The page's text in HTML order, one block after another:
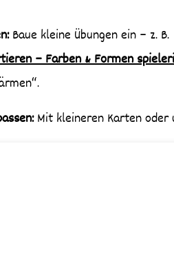
Baue kleine Übungen ein – z. B.
– Farben & Formen
Mit kleineren Karten oder